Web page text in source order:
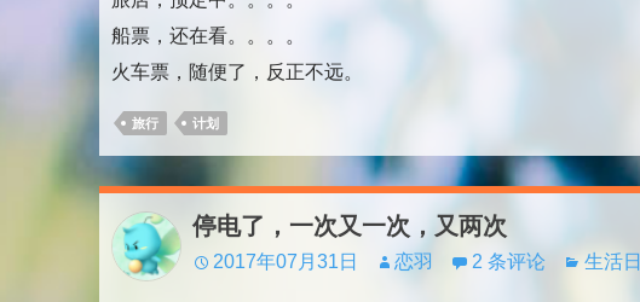
船票，还在看。。。。
火车票，随便了，反正不远。
旅行 计划
停电了，一次又一次，又两次
2017年07月31日 恋羽 2 条评论 生活